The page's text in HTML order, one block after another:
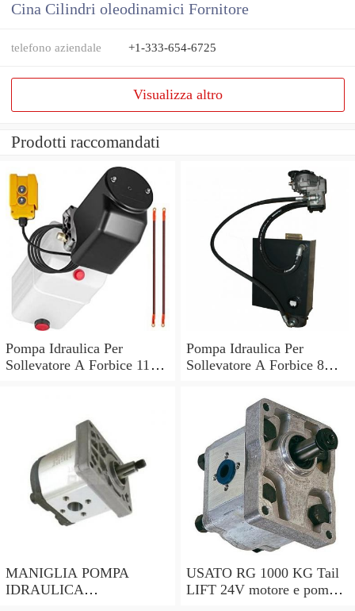
Cina Cilindri oleodinamici Fornitore
telefono aziendale +1-333-654-6725
Visualizza altro
Prodotti raccomandati
Pompa Idraulica Per
Sollevatore A Forbice 11L
Pompa Idraulica Per
Sollevatore A Forbice 8
MANIGLIA POMPA
IDRAULICA
USATO RG 1000 KG Tail
LIFT 24V motore e pompa